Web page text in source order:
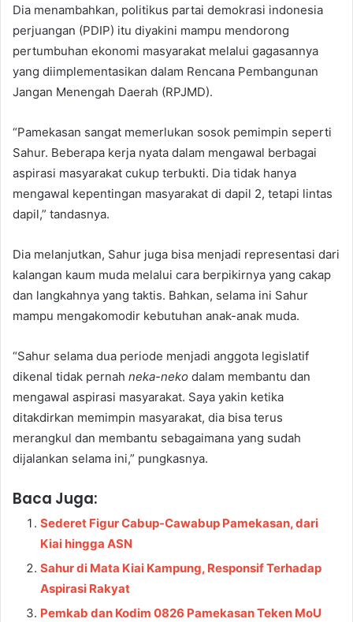
Dia menambahkan, politikus partai demokrasi indonesia
perjuangan (PDIP) itu diyakini mampu mendorong
pertumbuhan ekonomi masyarakat melalui gagasannya
yang diimplementasikan dalam Rencana Pembangunan
Jangan Menengah Daerah (RPJMD).
“Pamekasan sangat memerlukan sosok pemimpin seperti
Sahur. Beberapa kerja nyata dalam mengawal berbagai
aspirasi masyarakat cukup terbukti. Dia tidak hanya
mengawal kepentingan masyarakat di dapil 2, tetapi lintas
dapil,” tandasnya.
Dia melanjutkan, Sahur juga bisa menjadi representasi dari
kalangan kaum muda melalui cara berpikirnya yang cakap
dan langkahnya yang taktis. Bahkan, selama ini Sahur
mampu mengakomodir kebutuhan anak-anak muda.
“Sahur selama dua periode menjadi anggota legislatif
dikenal tidak pernah neka-neko dalam membantu dan
mengawal aspirasi masyarakat. Saya yakin ketika
ditakdirkan memimpin masyarakat, dia bisa terus
merangkul dan membantu sebagaimana yang sudah
dijalankan selama ini,” pungkasnya.
Baca Juga:
Sederet Figur Cabup-Cawabup Pamekasan, dari
Kiai hingga ASN
Sahur di Mata Kiai Kampung, Responsif Terhadap
Aspirasi Rakyat
Pemkab dan Kodim 0826 Pamekasan Teken MoU